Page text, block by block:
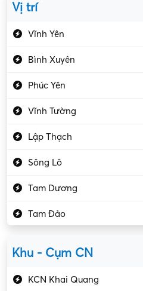
Kiểm soát chất lượng
Kỹ sư cơ khí
Kỹ sư điện
Vị trí
Vĩnh Yên
Bình Xuyên
Phúc Yên
Vĩnh Tường
Lập Thạch
Sông Lô
Tam Dương
Tam Đảo
Khu - Cụm CN
KCN Khai Quang